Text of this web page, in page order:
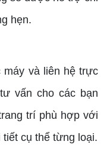
hẹn.
máy và liên hệ trực
vấn cho các bạn
trí phù hợp với
cụ thể từng loại.